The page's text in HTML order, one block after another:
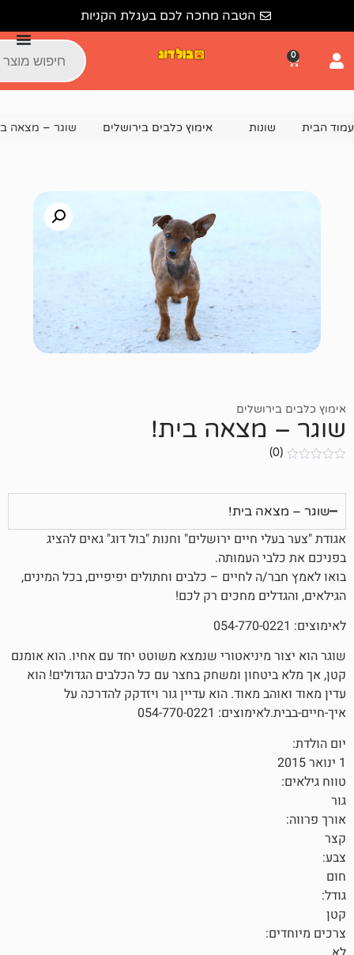
הטבה מחכה לכם בעגלת הקניות
אימוץ כלבים בירושלים שוגר – מצאה בית!
בית!
בית!
חיים ירושלים" וחנות "בול דוג" גאים להציג
העמותה.
לחיים – כלבים וחתולים יפיפיים, בכל המינים,
מחכים רק לכם!
שנמצא משוטט יחד עם אחיו. הוא אומנם
ומשחק בחצר עם כל הכלבים הגדולים! הוא
מאוד. הוא עדיין גור ויזדקק להדרכה על
054-770-0221